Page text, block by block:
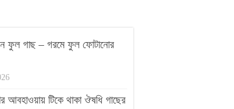
ফুল গাছ – গরমে ফুল ফোটানোর
আবহাওয়ায় টিকে থাকা ঔষধি গাছের